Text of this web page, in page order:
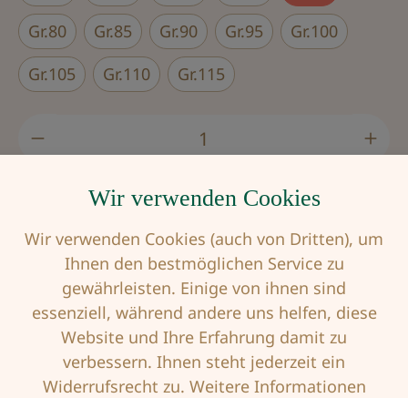
Gr.80
Gr.85 Gr.90 Gr.95
Gr.100
Gr.105
Gr.110 Gr.115
Produkt Anzahl: Gib den gewünschten
In den Warenkorb
Produktnummer:ANI-1054X-007-75
EAN:4009706125402
Wir verwenden Cookies
Wir verwenden Cookies (auch von Dritten), um
Ihnen den bestmöglichen Service zu
gewährleisten. Einige von ihnen sind
essenziell, während andere uns helfen, diese
Website und Ihre Erfahrung damit zu
verbessern. Ihnen steht jederzeit ein
Widerrufsrecht zu. Weitere Informationen